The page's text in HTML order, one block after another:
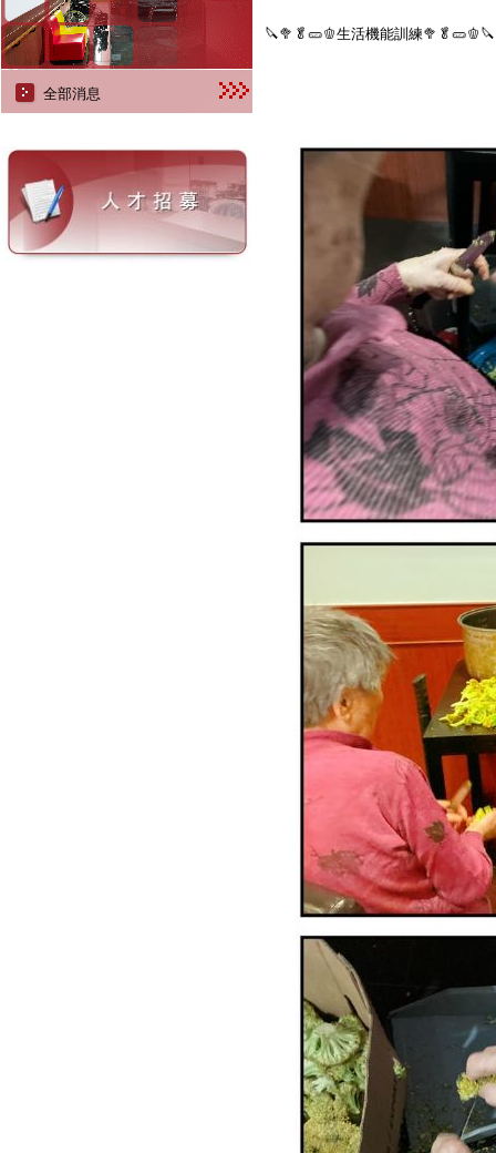
全部消息
🔪🥦🥬🥒🫑生活機能訓練🥦🥬🥒🫑🔪